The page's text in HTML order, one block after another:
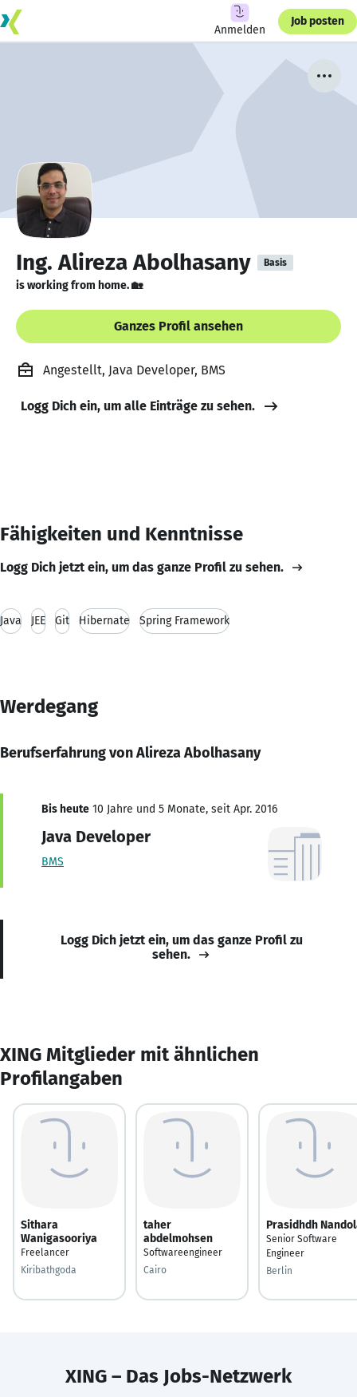
Anmelden
Job posten
Ing. Alireza Abolhasany Basis
is working from home. 🏡
Ganzes Profil ansehen
Angestellt, Java Developer, BMS
Logg Dich ein, um alle Einträge zu sehen.
Fähigkeiten und Kenntnisse
Logg Dich jetzt ein, um das ganze Profil zu sehen.
Java JEE Git Hibernate Spring Framework
Werdegang
Berufserfahrung von Alireza Abolhasany
Bis heute 10 Jahre und 5 Monate, seit Apr. 2016
Java Developer
BMS
Logg Dich jetzt ein, um das ganze Profil zu
sehen.
XING Mitglieder mit ähnlichen
Profilangaben
Sithara
Wanigasooriya
Freelancer
Kiribathgoda
taher
abdelmohsen
Softwareengineer
Cairo
Prasidhdh
Senior Software
Engineer
Berlin
XING – Das Jobs-Netzwerk